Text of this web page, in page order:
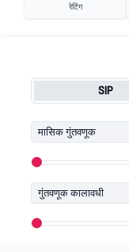
रेटिंग
SIP
मासिक गुंतवणूक
गुंतवणूक कालावधी